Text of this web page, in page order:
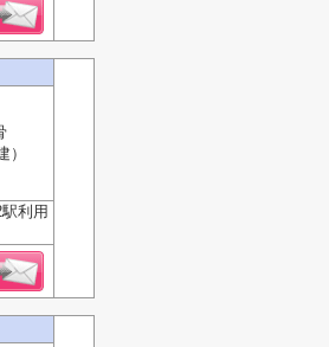
）
利用